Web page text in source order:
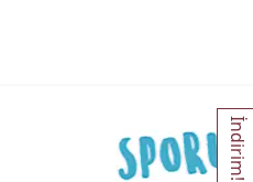
İndirim!